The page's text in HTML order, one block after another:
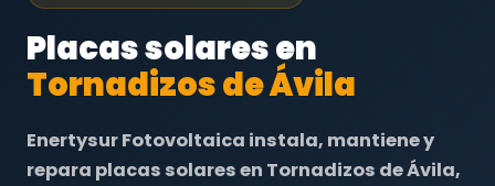
Placas solares en
Tornadizos de Ávila
Enertysur Fotovoltaica instala, mantiene y
repara placas solares en Tornadizos de Ávila,